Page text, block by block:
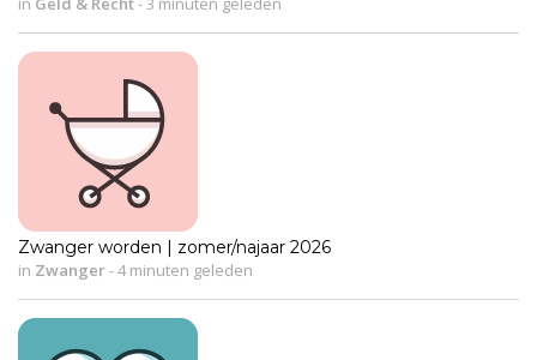
Zwanger worden | zomer/najaar 2026
in Zwanger-4 minuten geleden